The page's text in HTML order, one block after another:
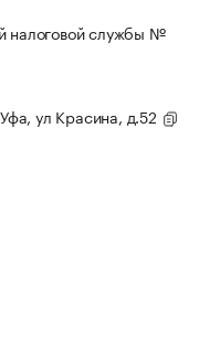
налоговой службы №
ул Красина, д.52